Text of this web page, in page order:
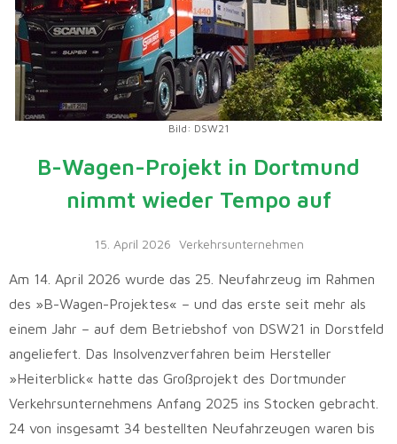
Bild: DSW21
B-Wagen-Projekt in Dortmund
nimmt wieder Tempo auf
15. April 2026 Verkehrsunternehmen
Am 14. April 2026 wurde das 25. Neufahrzeug im Rahmen
des »B-Wagen-Projektes« – und das erste seit mehr als
einem Jahr – auf dem Betriebshof von DSW21 in Dorstfeld
angeliefert. Das Insolvenzverfahren beim Hersteller
»Heiterblick« hatte das Großprojekt des Dortmunder
Verkehrsunternehmens Anfang 2025 ins Stocken gebracht.
24 von insgesamt 34 bestellten Neufahrzeugen waren bis